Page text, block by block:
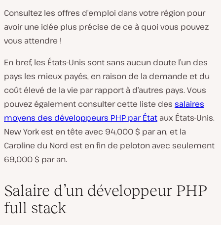
Consultez les offres d’emploi dans votre région pour
avoir une idée plus précise de ce à quoi vous pouvez
vous attendre !
En bref, les États-Unis sont sans aucun doute l’un des
pays les mieux payés, en raison de la demande et du
coût élevé de la vie par rapport à d’autres pays. Vous
pouvez également consulter cette liste des salaires
moyens des développeurs PHP par État aux États-Unis.
New York est en tête avec 94,000 $ par an, et la
Caroline du Nord est en fin de peloton avec seulement
69,000 $ par an.
Salaire d’un développeur PHP
full stack